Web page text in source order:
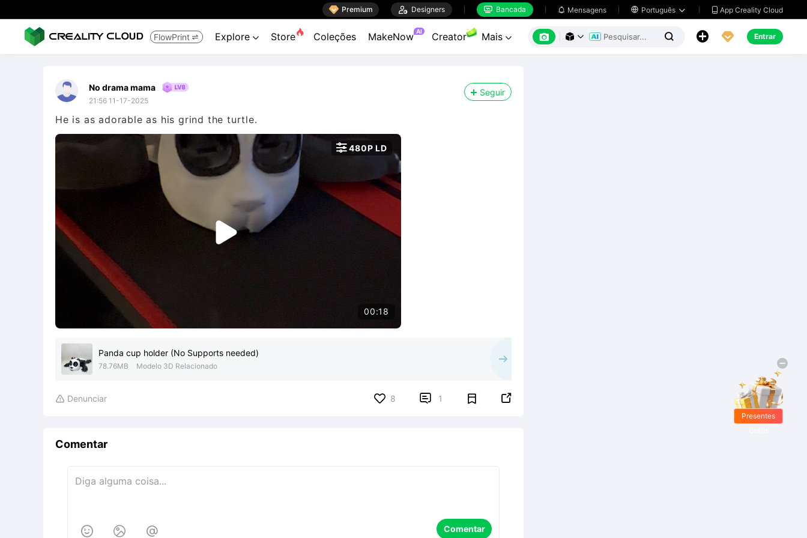
 Premium  Designers  Bancada  Mensagens  Português   App Creality Cloud
FlowPrint  Explore  Store Coleções MakeNow AI Creator Mais        Entrar
No drama mama
21:56 11-17-2025
Seguir
He is as adorable as his grind the turtle.
00:18

480P LD
Panda cup holder (No Supports needed)
78.76MB Modelo 3D Relacionado
 Denunciar 8  1 
Comentar
   Comentar
Presentes